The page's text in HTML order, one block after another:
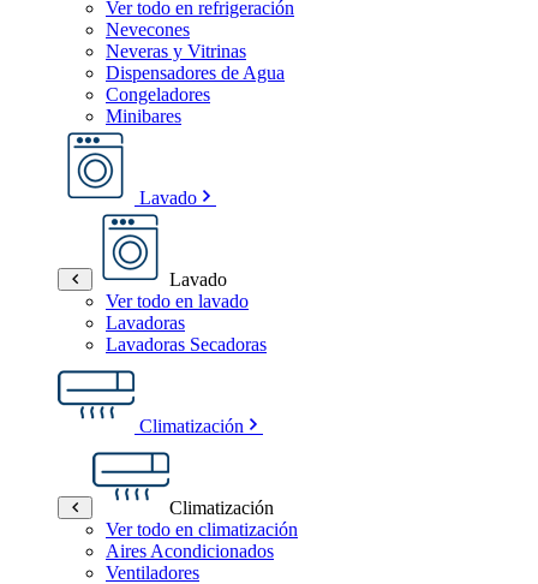
Ver todo en refrigeración
Nevecones
Neveras y Vitrinas
Dispensadores de Agua
Congeladores
Minibares
Lavado
Lavado
Ver todo en lavado
Lavadoras
Lavadoras Secadoras
Climatización
Climatización
Ver todo en climatización
Aires Acondicionados
Ventiladores